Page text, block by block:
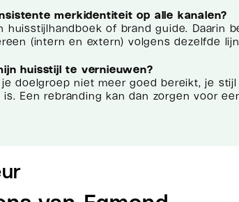
merkidentiteit op alle kanalen?
huisstijlhandboek of brand guide. Daarin
(intern en extern) volgens dezelfde
huisstijl te vernieuwen?
doelgroep niet meer goed bereikt, je
Een rebranding kan dan zorgen voor